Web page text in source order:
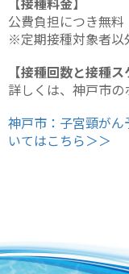
公費負担につき無料
※定期接種対象者以
【接種回数と接種ス
詳しくは、神戸市の
神戸市：子宮頸が
いてはこちら＞＞